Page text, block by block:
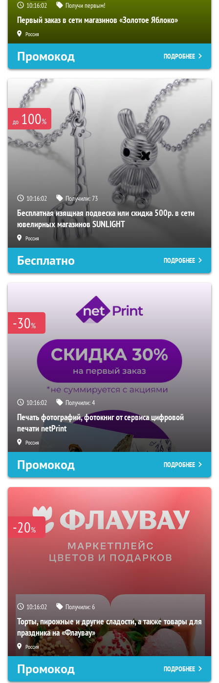
10:16:01 Получи первым!
Первый заказ в сети магазинов «Золотое Яблоко»
Россия
Промокод ПОДРОБНЕЕ
до 100%
10:16:01 Получили:73
Бесплатная изящная подвеска или скидка 500р. в сети
ювелирных магазинов SUNLIGHT
Россия
Бесплатно ПОДРОБНЕЕ
-30%
10:16:01 Получили:4
Печать фотографий, фотокниг от сервиса цифровой
печати netPrint
Россия
Промокод ПОДРОБНЕЕ
-20%
10:16:01 Получили:6
Торты, пирожные и другие сладости, а также товары для
праздника на «Флаувау»
Россия
Промокод ПОДРОБНЕЕ